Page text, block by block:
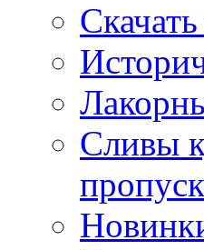
Сливы